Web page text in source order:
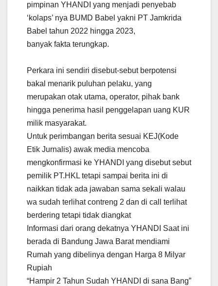
pimpinan YHANDI yang menjadi penyebab
‘kolaps’ nya BUMD Babel yakni PT Jamkrida
Babel tahun 2022 hingga 2023,
banyak fakta terungkap.
Perkara ini sendiri disebut-sebut berpotensi
bakal menarik puluhan pelaku, yang
merupakan otak utama, operator, pihak bank
hingga penerima hasil penggelapan uang KUR
milik masyarakat.
Untuk perimbangan berita sesuai KEJ(Kode
Etik Jurnalis) awak media mencoba
mengkonfirmasi ke YHANDI yang disebut sebut
pemilik PT.HKL tetapi sampai berita ini di
naikkan tidak ada jawaban sama sekali walau
wa sudah terlihat contreng 2 dan di call terlihat
berdering tetapi tidak diangkat
Informasi dari orang dekatnya YHANDI Saat ini
berada di Bandung Jawa Barat mendiami
Rumah yang dibelinya dengan Harga 8 Milyar
Rupiah
“Hampir 2 Tahun Sudah YHANDI di sana Bang”